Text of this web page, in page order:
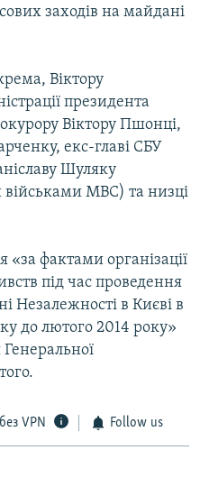
заходів на майдані
Віктору
президента
Віктору Пшонці,
екс-главі СБУ
Шуляку
МВС) та низці
фактами організації
під час проведення
Незалежності в Києві в
до лютого 2014 року»
Генеральної
VPN Follow us